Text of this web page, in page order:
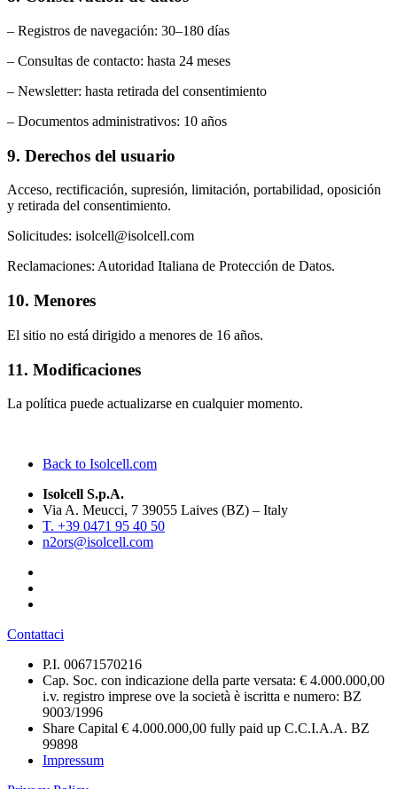
– Registros de navegación: 30–180 días
– Consultas de contacto: hasta 24 meses
– Newsletter: hasta retirada del consentimiento
– Documentos administrativos: 10 años
9. Derechos del usuario
Acceso, rectificación, supresión, limitación, portabilidad, oposición
y retirada del consentimiento.
Solicitudes: isolcell@isolcell.com
Reclamaciones: Autoridad Italiana de Protección de Datos.
10. Menores
El sitio no está dirigido a menores de 16 años.
11. Modificaciones
La política puede actualizarse en cualquier momento.
Back to Isolcell.com
Isolcell S.p.A.
Via A. Meucci, 7 39055 Laives (BZ) – Italy
T. +39 0471 95 40 50
n2ors@isolcell.com
Contattaci
P.I. 00671570216
Cap. Soc. con indicazione della parte versata: € 4.000.000,00
i.v. registro imprese ove la società è iscritta e numero: BZ
9003/1996
Share Capital € 4.000.000,00 fully paid up C.C.I.A.A. BZ
99898
Impressum